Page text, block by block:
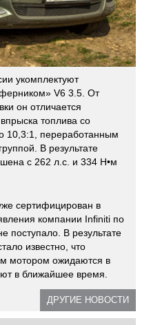
укомплектуют
V6 3.5. От
он отличается
топлива со
10,3:1, переработанным
В результате
с 262 л.с. и 334 Н•м
сертифицирован в
компании Infiniti по
поступало. В результате
известно, что
мотором ожидаются в
в ближайшее время.
ДРУГИЕ НОВОСТИ